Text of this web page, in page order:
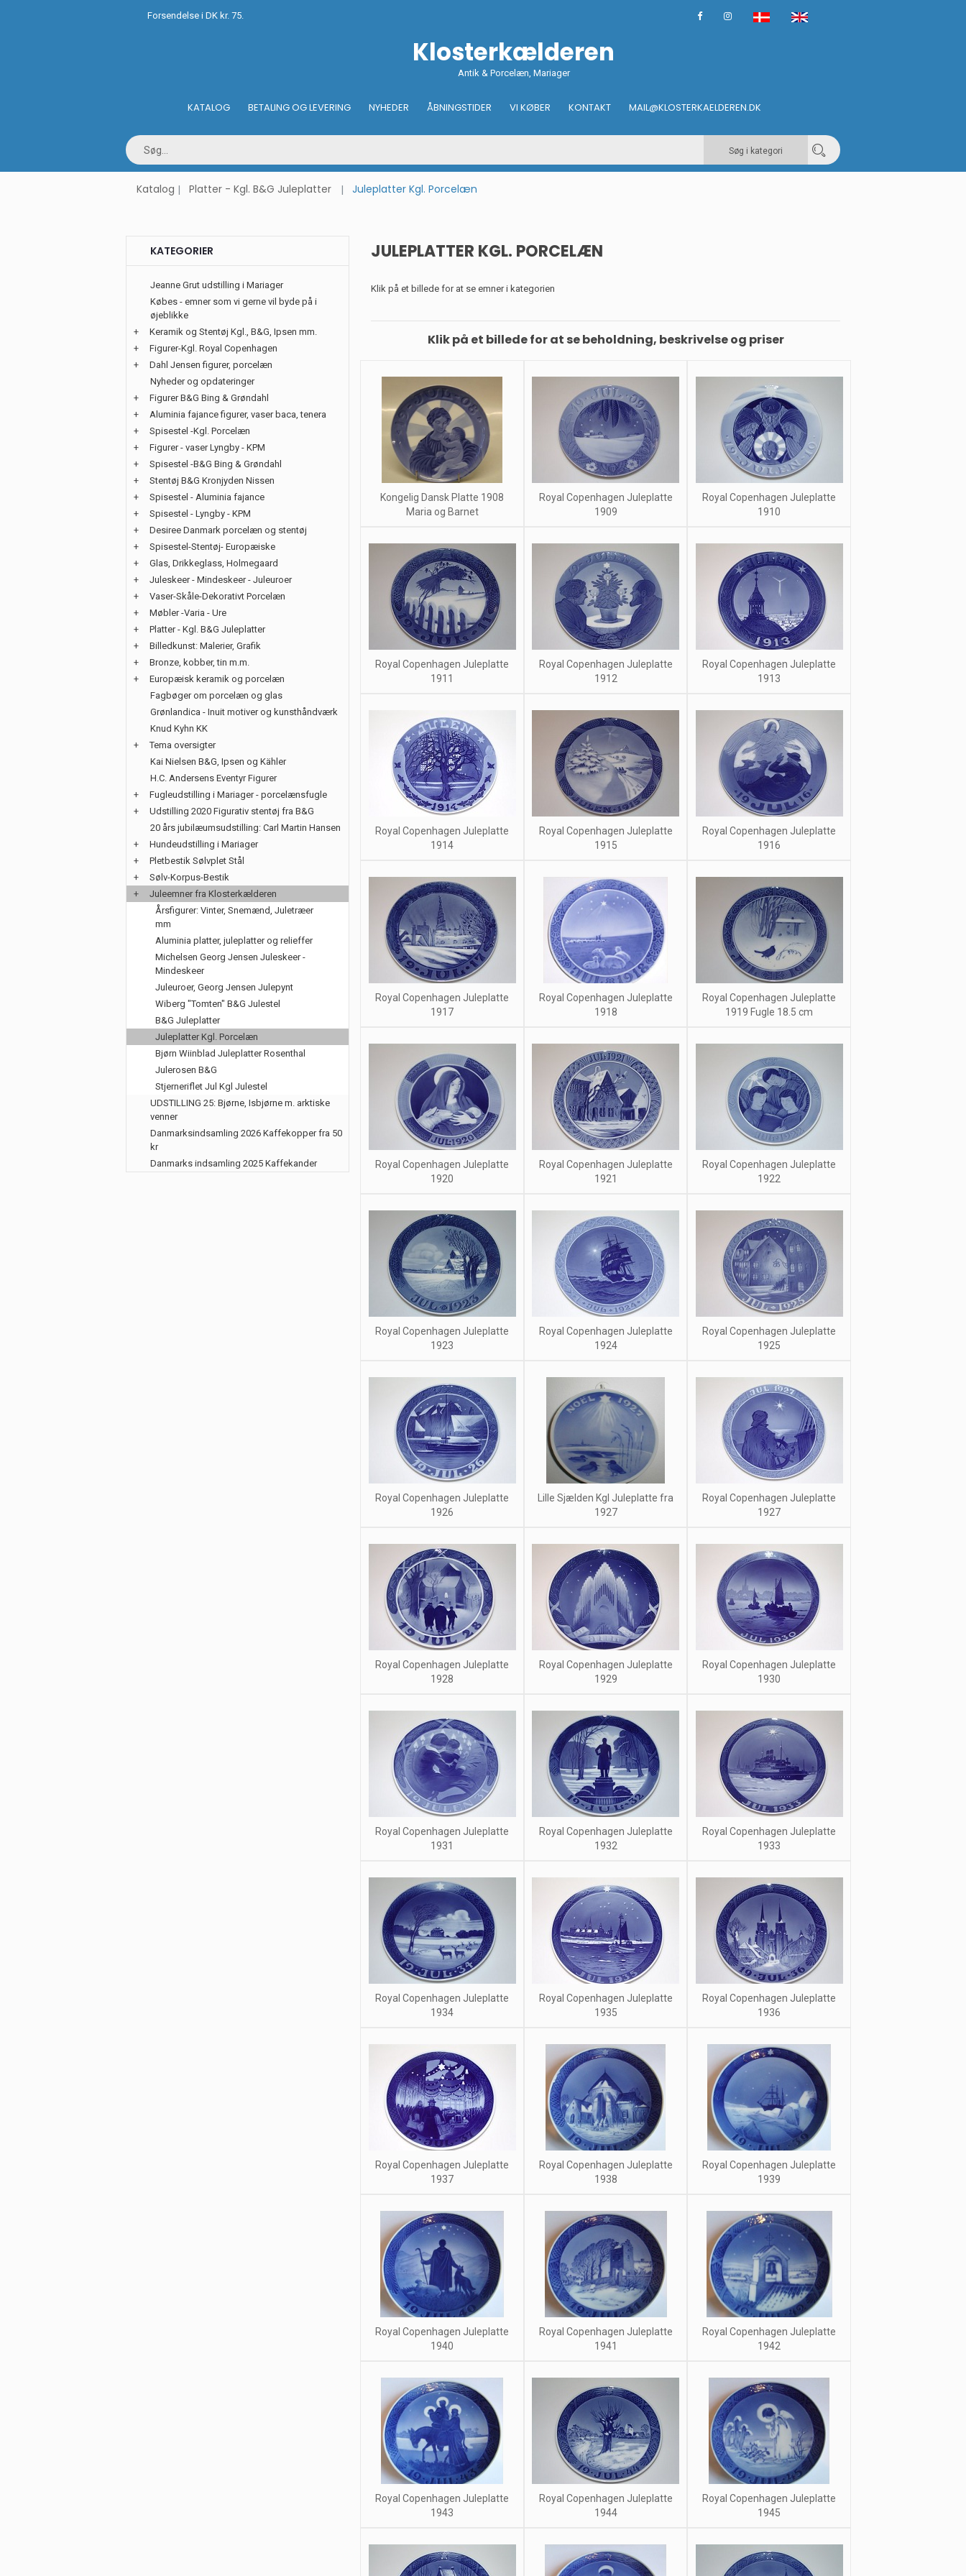
Forsendelse i DK kr. 75.
Klosterkælderen
Antik & Porcelæn, Mariager
KATALOG BETALING OG LEVERING NYHEDER ÅBNINGSTIDER VI KØBER KONTAKT MAIL@KLOSTERKAELDEREN.DK
Søg i kategori
Katalog Platter - Kgl. B&G Juleplatter Juleplatter Kgl. Porcelæn
JULEPLATTER KGL. PORCELÆN
Klik på et billede for at se emner i kategorien
Klik på et billede for at se beholdning, beskrivelse og priser
Kongelig Dansk Platte 1908
Maria og Barnet
Royal Copenhagen Juleplatte
1909
Royal Copenhagen Juleplatte
1910
Royal Copenhagen Juleplatte
1911
Royal Copenhagen Juleplatte
1912
Royal Copenhagen Juleplatte
1913
Royal Copenhagen Juleplatte
1914
Royal Copenhagen Juleplatte
1915
Royal Copenhagen Juleplatte
1916
Royal Copenhagen Juleplatte
1917
Royal Copenhagen Juleplatte
1918
Royal Copenhagen Juleplatte
1919 Fugle 18.5 cm
Royal Copenhagen Juleplatte
1920
Royal Copenhagen Juleplatte
1921
Royal Copenhagen Juleplatte
1922
Royal Copenhagen Juleplatte
1923
Royal Copenhagen Juleplatte
1924
Royal Copenhagen Juleplatte
1925
Royal Copenhagen Juleplatte
1926
Lille Sjælden Kgl Juleplatte fra
1927
Royal Copenhagen Juleplatte
1927
Royal Copenhagen Juleplatte
1928
Royal Copenhagen Juleplatte
1929
Royal Copenhagen Juleplatte
1930
Royal Copenhagen Juleplatte
1931
Royal Copenhagen Juleplatte
1932
Royal Copenhagen Juleplatte
1933
Royal Copenhagen Juleplatte
1934
Royal Copenhagen Juleplatte
1935
Royal Copenhagen Juleplatte
1936
Royal Copenhagen Juleplatte
1937
Royal Copenhagen Juleplatte
1938
Royal Copenhagen Juleplatte
1939
Royal Copenhagen Juleplatte
1940
Royal Copenhagen Juleplatte
1941
Royal Copenhagen Juleplatte
1942
Royal Copenhagen Juleplatte
1943
Royal Copenhagen Juleplatte
1944
Royal Copenhagen Juleplatte
1945
KATEGORIER
Jeanne Grut udstilling i Mariager
Købes - emner som vi gerne vil byde på i
øjeblikke
+
Keramik og Stentøj Kgl., B&G, Ipsen mm.
+
Figurer-Kgl. Royal Copenhagen
+
Dahl Jensen figurer, porcelæn
Nyheder og opdateringer
+
Figurer B&G Bing & Grøndahl
+
Aluminia fajance figurer, vaser baca, tenera
+
Spisestel -Kgl. Porcelæn
+
Figurer - vaser Lyngby - KPM
+
Spisestel -B&G Bing & Grøndahl
+
Stentøj B&G Kronjyden Nissen
+
Spisestel - Aluminia fajance
+
Spisestel - Lyngby - KPM
+
Desiree Danmark porcelæn og stentøj
+
Spisestel-Stentøj- Europæiske
+
Glas, Drikkeglass, Holmegaard
+
Juleskeer - Mindeskeer - Juleuroer
+
Vaser-Skåle-Dekorativt Porcelæn
+
Møbler -Varia - Ure
+
Platter - Kgl. B&G Juleplatter
+
Billedkunst: Malerier, Grafik
+
Bronze, kobber, tin m.m.
+
Europæisk keramik og porcelæn
Fagbøger om porcelæn og glas
Grønlandica - Inuit motiver og kunsthåndværk
Knud Kyhn KK
+
Tema oversigter
Kai Nielsen B&G, Ipsen og Kähler
H.C. Andersens Eventyr Figurer
+
Fugleudstilling i Mariager - porcelænsfugle
+
Udstilling 2020 Figurativ stentøj fra B&G
20 års jubilæumsudstilling: Carl Martin Hansen
+
Hundeudstilling i Mariager
+
Pletbestik Sølvplet Stål
+
Sølv-Korpus-Bestik
+
Juleemner fra Klosterkælderen
Årsfigurer: Vinter, Snemænd, Juletræer
mm
Aluminia platter, juleplatter og relieffer
Michelsen Georg Jensen Juleskeer -
Mindeskeer
Juleuroer, Georg Jensen Julepynt
Wiberg "Tomten" B&G Julestel
B&G Juleplatter
Juleplatter Kgl. Porcelæn
Bjørn Wiinblad Juleplatter Rosenthal
Julerosen B&G
Stjerneriflet Jul Kgl Julestel
UDSTILLING 25: Bjørne, Isbjørne m. arktiske
venner
Danmarksindsamling 2026 Kaffekopper fra 50
kr
Danmarks indsamling 2025 Kaffekander